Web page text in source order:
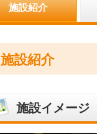
施設紹介
施設紹介
施設イメージ